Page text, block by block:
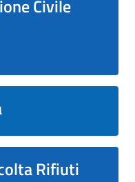
Civile
Rifiuti